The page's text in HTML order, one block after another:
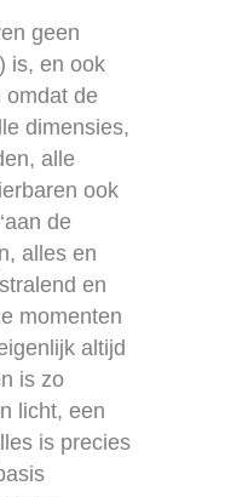
geen
is, en ook
omdat de
dimensies,
alle
ook
de
alles en
en
momenten
altijd
is zo
licht, een
is precies